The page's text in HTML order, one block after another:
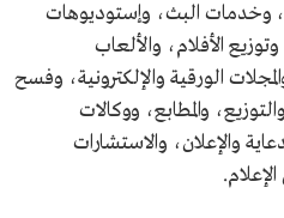
وخدمات البث، وإستوديوهات
الأفلام، والألعاب
الورقية والإلكترونية، وفسح
والمطابع، ووكالات
والإعلان، والاستشارات